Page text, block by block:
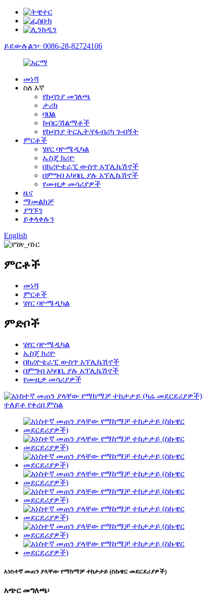
ይደውሉልን፦ 0086-28-82724106
መነሻ
ስለ እኛ
የኩባንያ መገለጫ
ታሪክ
ባህል
ክብር/ሽልማቶች
የኩባንያ ትርኢት/የፋብሪካ ጉብኝት
ምርቶች
ሄየር ባዮሜዲካል
ኤስጄ ክሪዮ
በክሪዮቴራፒ ውስጥ አፕሊኬሽኖች
በምግብ አካባቢ ያሉ አፕሊኬሽኖች
የሙዚቃ መሳሪያዎች
ዜና
ማመልከቻ
ያግኙን
ይቀላቀሉን
English
ምርቶች
መነሻ
ምርቶች
ሄየር ባዮሜዲካል
ምድቦች
ሄየር ባዮሜዲካል
ኤስጄ ክሪዮ
በክሪዮቴራፒ ውስጥ አፕሊኬሽኖች
በምግብ አካባቢ ያሉ አፕሊኬሽኖች
የሙዚቃ መሳሪያዎች
አነስተኛ መጠን ያላቸው የማከማቻ ተከታታይ (ስኩዌር መደርደሪያዎች)
አጭር መግለጫ፡